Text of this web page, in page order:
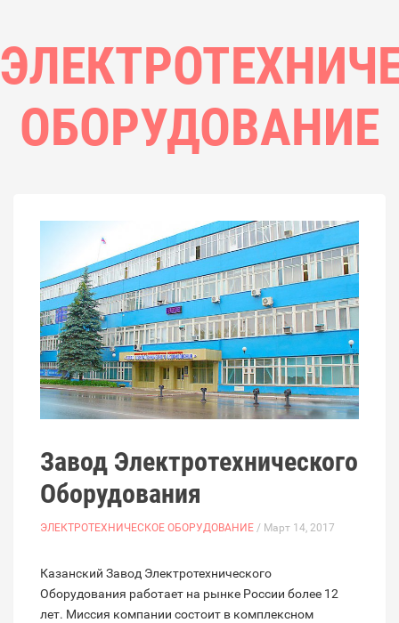
ОБОРУДОВАНИЕ
Завод Электротехнического
Оборудования
ЭЛЕКТРОТЕХНИЧЕСКОЕ ОБОРУДОВАНИЕ / Март 14, 2017
Казанский Завод Электротехнического
Оборудования работает на рынке России более 12
лет. Миссия компании состоит в комплексном